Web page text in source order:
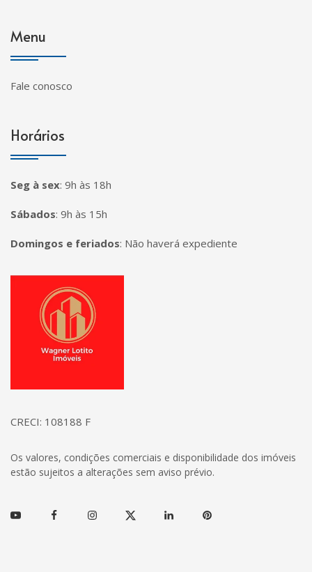
Menu
Fale conosco
Horários
Seg à sex: 9h às 18h
Sábados: 9h às 15h
Domingos e feriados: Não haverá expediente
Página inicial
CRECI: 108188 F
Os valores, condições comerciais e disponibilidade dos imóveis
estão sujeitos a alterações sem aviso prévio.
Youtube FacebookInstagramTwitter Linkedin Pinterest